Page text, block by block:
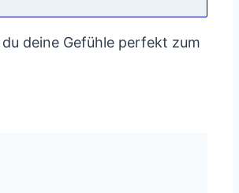
deine Gefühle perfekt zum